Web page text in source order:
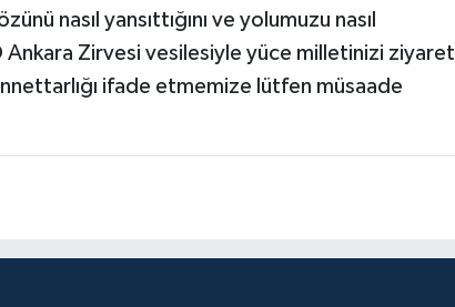
nasıl yansıttığını ve yolumuzu nasıl
Ankara Zirvesi vesilesiyle yüce milletinizi ziyaret
ifade etmemize lütfen müsaade